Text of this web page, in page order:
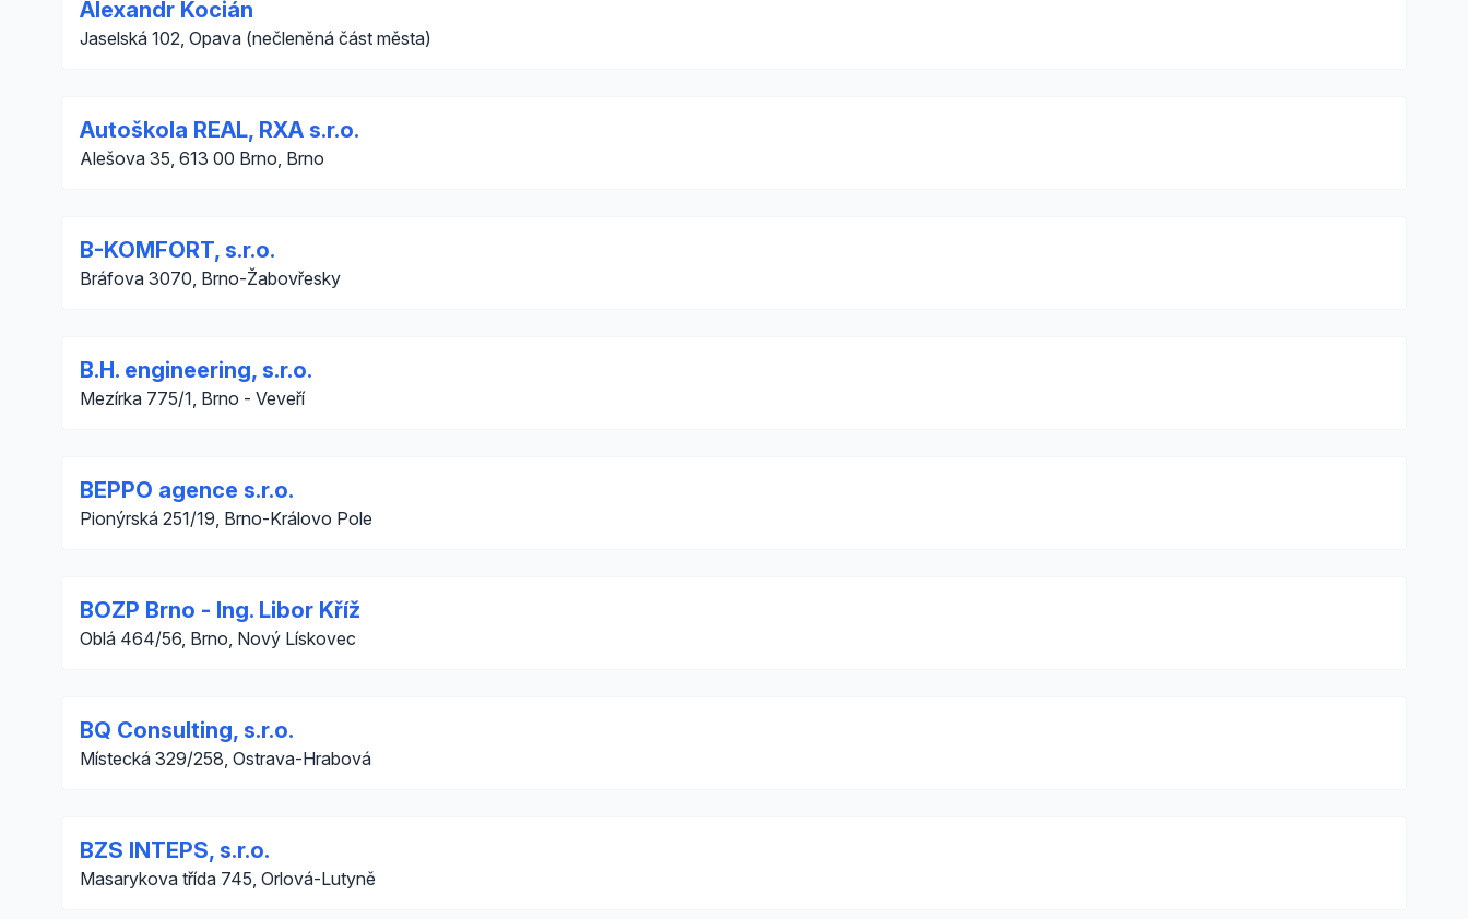
Alexandr Kocián
Jaselská 102, Opava (nečleněná část města)
Autoškola REAL, RXA s.r.o.
Alešova 35, 613 00 Brno, Brno
B-KOMFORT, s.r.o.
Bráfova 3070, Brno-Žabovřesky
B.H. engineering, s.r.o.
Mezírka 775/1, Brno - Veveří
BEPPO agence s.r.o.
Pionýrská 251/19, Brno-Královo Pole
BOZP Brno - Ing. Libor Kříž
Oblá 464/56, Brno, Nový Lískovec
BQ Consulting, s.r.o.
Místecká 329/258, Ostrava-Hrabová
BZS INTEPS, s.r.o.
Masarykova třída 745, Orlová-Lutyně